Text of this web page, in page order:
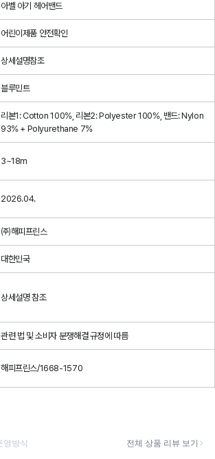
아벨 아기 헤어밴드
어린이제품 안전확인
상세설명참조
블루민트
리본1: Cotton 100%, 리본2: Polyester 100%, 밴드: Nylon
93% + Polyurethane 7%
3~18m
2026.04.
㈜해피프린스
대한민국
상세설명 참조
관련 법 및 소비자 분쟁해결 규정에 따름
해피프린스/1668-1570